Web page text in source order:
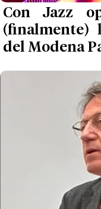
Con Jazz
(finalmente)
del Modena